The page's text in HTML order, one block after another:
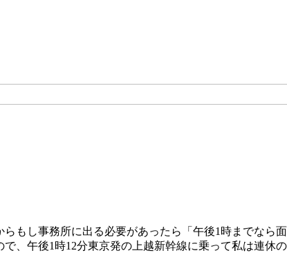
もし事務所に出る必要があったら「午後1時までなら
、午後1時12分東京発の上越新幹線に乗って私は連休